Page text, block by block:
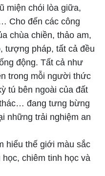
miện chói lòa giữa,
Cho đến các công
chùa chiền, thảo am,
tượng pháp, tất cả đều
động. Tất cả như
trong mỗi người thức
tú bên ngoài của đất
đang tưng bừng
những trải nghiệm an
hiểu thế giới màu sắc
chiêm tinh học và